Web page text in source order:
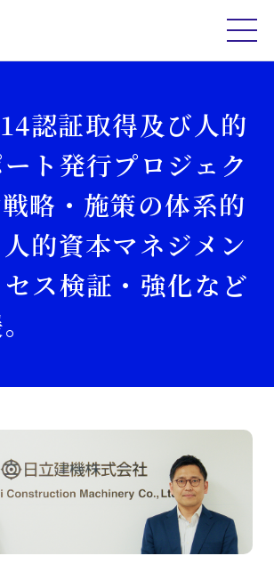
認証取得及び人的
ト発行プロジェク
略・施策の体系的
的資本マネジメン
セス検証・強化など